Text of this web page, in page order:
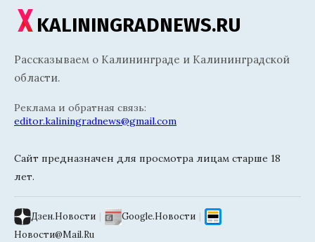
KALININGRADNEWS.RU
Рассказываем о Калининграде и Калининградской
области.
Реклама и обратная связь:
editor.kaliningradnews@gmail.com
Сайт предназначен для просмотра лицам старше 18
лет.
Дзен.Новости | Google.Новости |
Новости@Mail.Ru